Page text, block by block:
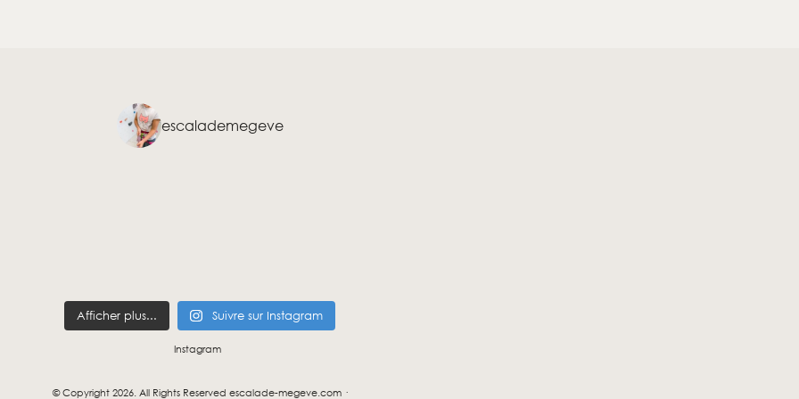
escalademegeve
Afficher plus... Suivre sur Instagram
Instagram
© Copyright 2026. All Rights Reserved escalade-megeve.com ·